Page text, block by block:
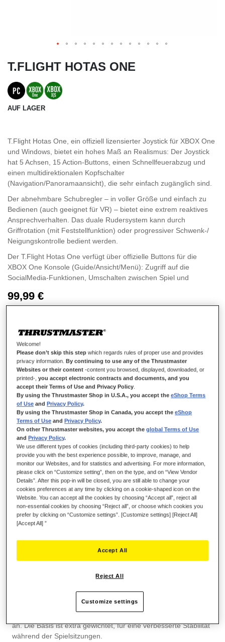
T.FLIGHT HOTAS ONE
AUF LAGER
T.Flight Hotas One, ein offiziell lizensierter Joystick für XBOX One
und Windows, bietet ein hohes Maß an Realismus: Der Joystick
hat 5 Achsen, 15 Action-Buttons, einen Schnellfeuerabzug und
einen multidirektionalen Kopfschalter
(Navigation/Panoramaansicht), die sehr einfach zugänglich sind.
Der abnehmbare Schubregler – in voller Größe und einfach zu
Bedienen (auch geeignet für VR) – bietet eine extrem reaktives
Ansprechverhalten. Das duale Rudersystem kann durch
Griffrotation (mit Feststellfunktion) oder progressiver Schwenk-/
Neigungskontrolle bedient werden.
Der T.Flight Hotas One verfügt über offizielle Buttons für die
XBOX One Konsole (Guide/Ansicht/Menü): Zugriff auf die
SocialMedia-Funktionen, Umschalten zwischen Spiel und
99,99 €
IN DEN WARENKORB
Wunschliste
Seien Sie der Erste, der dieses Produkt bewertet
Details
REALISTISCHER, ERGONOMISCHER
JOYSTICK
Im wirklichen Leben sind die Flugsteuerungselemente, die von
Piloten benutzt werden ein Joystick und ein Schubregler: diese
Präzision. Der T.Flight Hotas One bietet den gleichen
Realismus. Das realistische und ergonomische Design des
Joysticks ist perfekt zugeschnitten auf alle Arten von FlightSims
(Raumfahrt, Luftkampf, Zivilflug etc.). Die große
stabilen und entspannten Position zu halten, so dass der Stick
selbst auf subtile Bewegungen reagieren kann. Passen Sie den
Widerstand des Joysticks nach Ihren Wünschen und Vorlieben
an. Die Basis ist extra gewichtet, für eine verbesserte Stabilität
während der Spielsitzungen.
Welcome!
Please don’t skip this step which regards rules of proper use and provides
privacy information.By continuing to use any of the Thrustmaster
Websites or their content -content you browsed, displayed, downloaded, or
printed-,you accept electronic contracts and documents, and you
accept their Terms of Use and Privacy Policy
By using the Thrustmaster Shop in U.S.A., you accept theeShop Terms
of Use andPrivacy Policy.
By using the Thrustmaster Shop in Canada, you accept theeShop
Terms of Use andPrivacy Policy.
On other Thrustmaster websites, you accept theglobal Terms of Use
andPrivacy Policy.
We use different types of cookies (including third-party cookies) to help
provide you with the best experience possible, to improve, manage, and
monitor our Websites, and for statistics and advertising. For more information,
please click on “Customize setting”, then on the type, and on “View Vendor
Details”. After this pop-in will be closed, you are still able to change your
cookies preferences at any time by clicking on a cookie-shaped icon on the
Website. You can accept all the cookies by choosing “Accept all”, reject all
non-essential cookies by choosing “Reject all”, or choose which cookies you
prefer by clicking on “Customize settings”. [Customize settings] [Reject All]
[Accept All] ”
Reject All
Accept All
Customize settings